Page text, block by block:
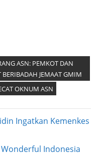
ASN: PEMKOT DAN
JEMAAT GMIM
OKNUM ASN
Ingatkan Kemenkes
Indonesia